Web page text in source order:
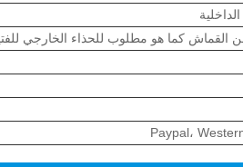
القماش كما هو مطلوب للحذاء الخارجي